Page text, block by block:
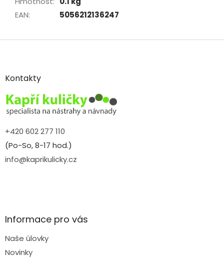
EAN: 5056212136247
Z
aKontakty
+420 602 277 110
(Po-So, 8-17 hod.)
info@kaprikulicky.cz
Informace pro vás
Naše úlovky
Novinky